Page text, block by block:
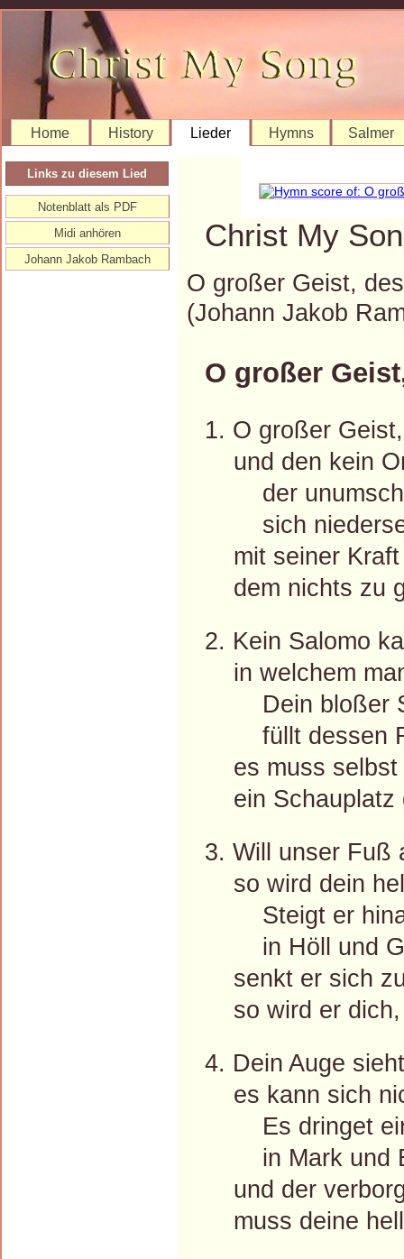
Home History Lieder Hymns Salmer
Christ My
O großer Geist,
(Johann Jakob
O großer
1. O großer
und den kein
der
sich
mit seiner Kraft
dem nichts zu
2. Kein Salomo
in welchem
Dein bloßer
füllt dessen
es muss selbst
ein Schauplatz
3. Will unser Fuß
so wird dein
Steigt er
in Höll und
senkt er sich
so wird er dich,
4. Dein Auge
es kann sich
Es dringet
in Mark und
und der
muss deine
Links zu diesem Lied
Notenblatt als PDF
Midi anhören
Johann Jakob Rambach